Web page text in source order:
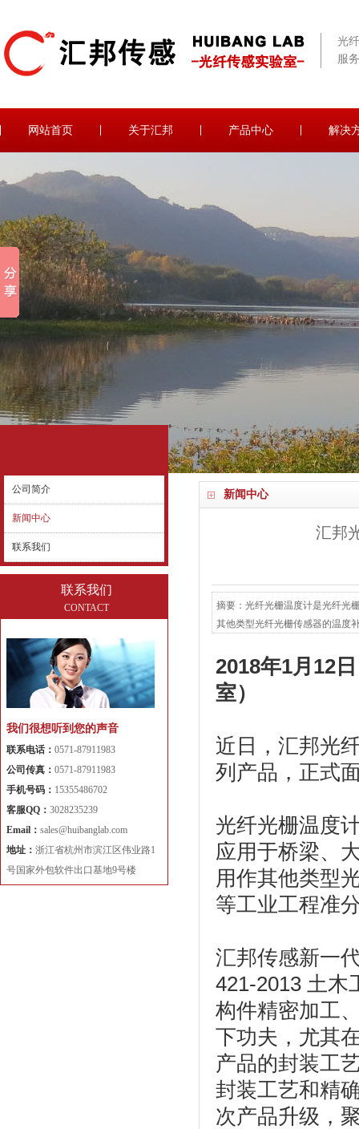
光
服
网站首页 关于汇邦 产品中心 解决
新闻中心
汇邦
摘要：光纤光栅温度计是光纤光
其他类型光纤光栅传感器的温度
2018年1月12
室）
近日，汇邦光
列产品，正式
光纤光栅温度
应用于桥梁、
用作其他类型
等工业工程准
汇邦传感新一
421-2013 土木
构件精密加工
下功夫，尤其
产品的封装工
封装工艺和精
次产品升级，
公司简介
新闻中心
联系我们
联系我们
CONTACT
我们很想听到您的声音
联系电话： 0571-87911983
公司传真： 0571-87911983
手机号码： 15355486702
客服QQ： 3028235239
Email： sales@huibanglab.com
地址： 浙江省杭州市滨江区伟业路1
号国家外包软件出口基地9号楼